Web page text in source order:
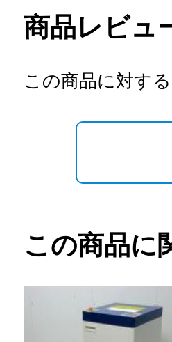
商品レビュ
この商品に対す
この商品に